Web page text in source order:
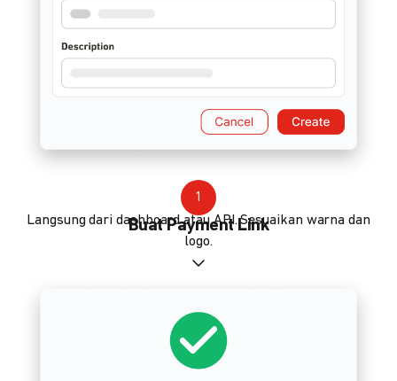
1
Buat Payment Link
Langsung dari dashboard atau API. Sesuaikan warna dan
logo.